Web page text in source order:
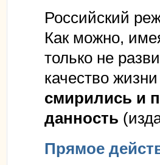
Российский
Как можно,
только не
качество
смирились и
данность
Прямое